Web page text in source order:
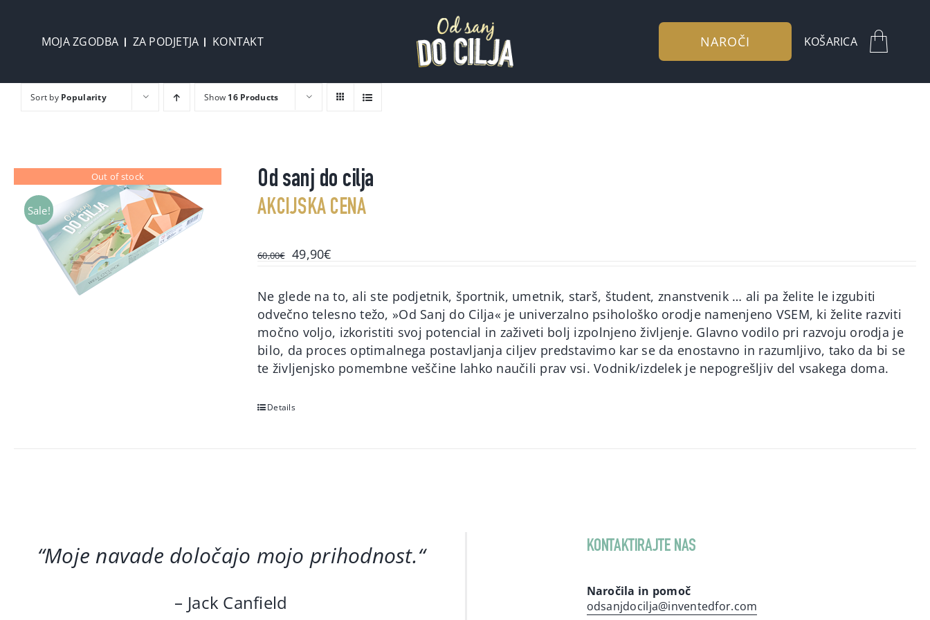
contentMOJA ZGODBA ZA PODJETJA KONTAKT NAROČI KOŠARICA
Sort by Popularity Show 16 Products
Out of stock
Sale!
Od sanj do cilja
AKCIJSKA CENA
60,00€ Original
was:
60,00€.
49,90€Current
is:
49,90€.
Ne glede na to, ali ste podjetnik, športnik, umetnik, starš, študent, znanstvenik … ali pa želite le izgubiti
odvečno telesno težo, »Od Sanj do Cilja« je univerzalno psihološko orodje namenjeno VSEM, ki želite razviti
močno voljo, izkoristiti svoj potencial in zaživeti bolj izpolnjeno življenje. Glavno vodilo pri razvoju orodja je
bilo, da proces optimalnega postavljanja ciljev predstavimo kar se da enostavno in razumljivo, tako da bi se
te življenjsko pomembne veščine lahko naučili prav vsi. Vodnik/izdelek je nepogrešljiv del vsakega doma.
Details
“Moje navade določajo mojo prihodnost.“
– Jack Canfield
KONTAKTIRAJTE NAS
Naročila in pomoč
odsanjdocilja@inventedfor.com